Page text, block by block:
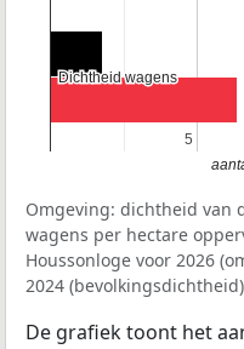
5
5
Dichtheid wagens
Dichtheid wagens
Omgeving: dichtheid van
wagens per hectare
Houssonloge voor 2026
2024
De grafiek toont het